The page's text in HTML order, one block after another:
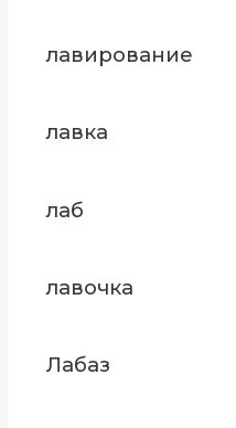
лавирование
лавка
лаб
лавочка
Лабаз